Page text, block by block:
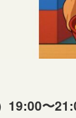
19:00〜